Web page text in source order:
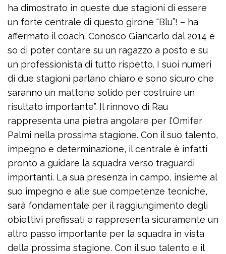
ha dimostrato in queste due stagioni di essere
un forte centrale di questo girone “Blu”! – ha
affermato il coach. Conosco Giancarlo dal 2014 e
so di poter contare su un ragazzo a posto e su
un professionista di tutto rispetto. I suoi numeri
di due stagioni parlano chiaro e sono sicuro che
saranno un mattone solido per costruire un
risultato importante”. Il rinnovo di Rau
rappresenta una pietra angolare per l’Omifer
Palmi nella prossima stagione. Con il suo talento,
impegno e determinazione, il centrale è infatti
pronto a guidare la squadra verso traguardi
importanti. La sua presenza in campo, insieme al
suo impegno e alle sue competenze tecniche,
sarà fondamentale per il raggiungimento degli
obiettivi prefissati e rappresenta sicuramente un
altro passo importante per la squadra in vista
della prossima stagione. Con il suo talento e il